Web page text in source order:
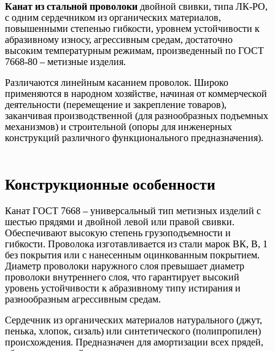
Канат из стальной проволоки двойной свивки, типа ЛК-РО,
с одним сердечником из органических материалов,
повышенными степенью гибкости, уровнем устойчивости к
абразивному износу, агрессивным средам, достаточно
высоким температурным режимам, произведенный по ГОСТ
7668-80 – метизные изделия.
Различаются линейным касанием проволок. Широко
применяются в народном хозяйстве, начиная от коммерческой
деятельности (перемещение и закрепление товаров),
заканчивая производственной (для разнообразных подъемных
механизмов) и строительной (опоры для инженерных
конструкций различного функционального предназначения).
Конструкционные особенности
Канат ГОСТ 7668 – универсальный тип метизных изделий с
шестью прядями и двойной левой или правой свивки.
Обеспечивают высокую степень грузоподъемности и
гибкости. Проволока изготавливается из стали марок ВК, В, 1
без покрытия или с нанесенным оцинкованным покрытием.
Диаметр проволоки наружного слоя превышает диаметр
проволоки внутреннего слоя, что гарантирует высокий
уровень устойчивости к абразивному типу истирания и
разнообразным агрессивным средам.
Сердечник из органических материалов натурального (джут,
пенька, хлопок, сизаль) или синтетического (полипропилен)
происхождения. Предназначен для амортизации всех прядей,